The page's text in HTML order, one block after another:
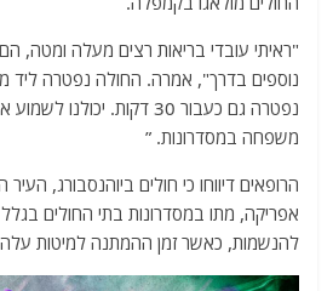
"ראיתי עובדי בריאות רצים מעלה ומטה,
נוספים בדרך", אמרה. החולה נפטרה ליד
נפטרה גם כעבור 30 דקות.
משפחה במסדרונות. ”
הרופאים דיווחו כי חולים ביוהנסבורג,
אפריקה, מתו במסדרונות בתי החולים
להנשמות, כאשר זמן ההמתנה למיטות